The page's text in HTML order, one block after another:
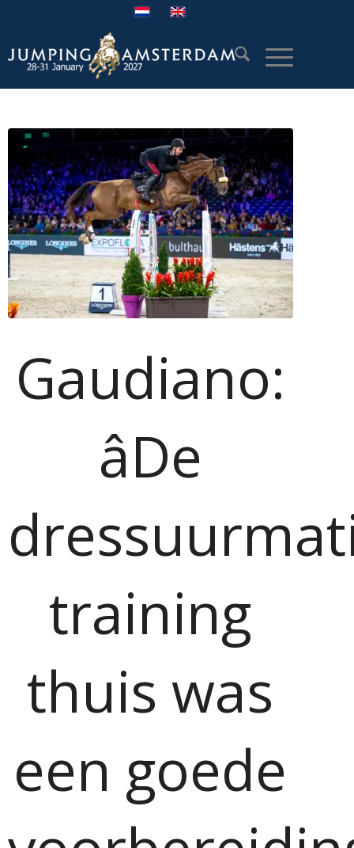
Gaudiano:
âDe
training
thuis was
een goede